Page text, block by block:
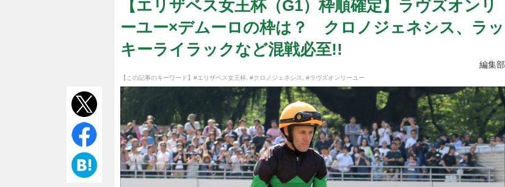
【エリザベス女王杯（G1）枠順確定】ラヴズオンリ
ーユー×デムーロの枠は？ クロノジェネシス、ラッ
キーライラックなど混戦必至!!
編集部
【この記事のキーワード】 #エリザベス女王杯 #クロノジェネシス #ラヴズオンリーユー